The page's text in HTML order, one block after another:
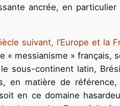
ancrée, en
suivant, l’Europe et la
« messianisme » français,
sous-continent latin,
en matière de
en ce domaine